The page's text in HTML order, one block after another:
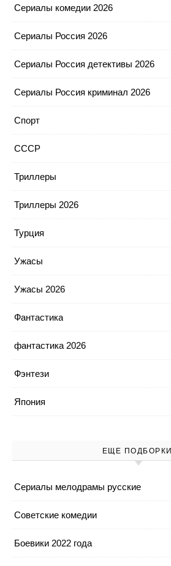
Сериалы комедии 2026
Сериалы Россия 2026
Сериалы Россия детективы 2026
Сериалы Россия криминал 2026
Спорт
СССР
Триллеры
Триллеры 2026
Турция
Ужасы
Ужасы 2026
Фантастика
фантастика 2026
Фэнтези
Япония
ЕЩЕ ПОДБОРКИ
Cериалы мелодрамы русские
Cоветские комедии
Боевики 2022 года